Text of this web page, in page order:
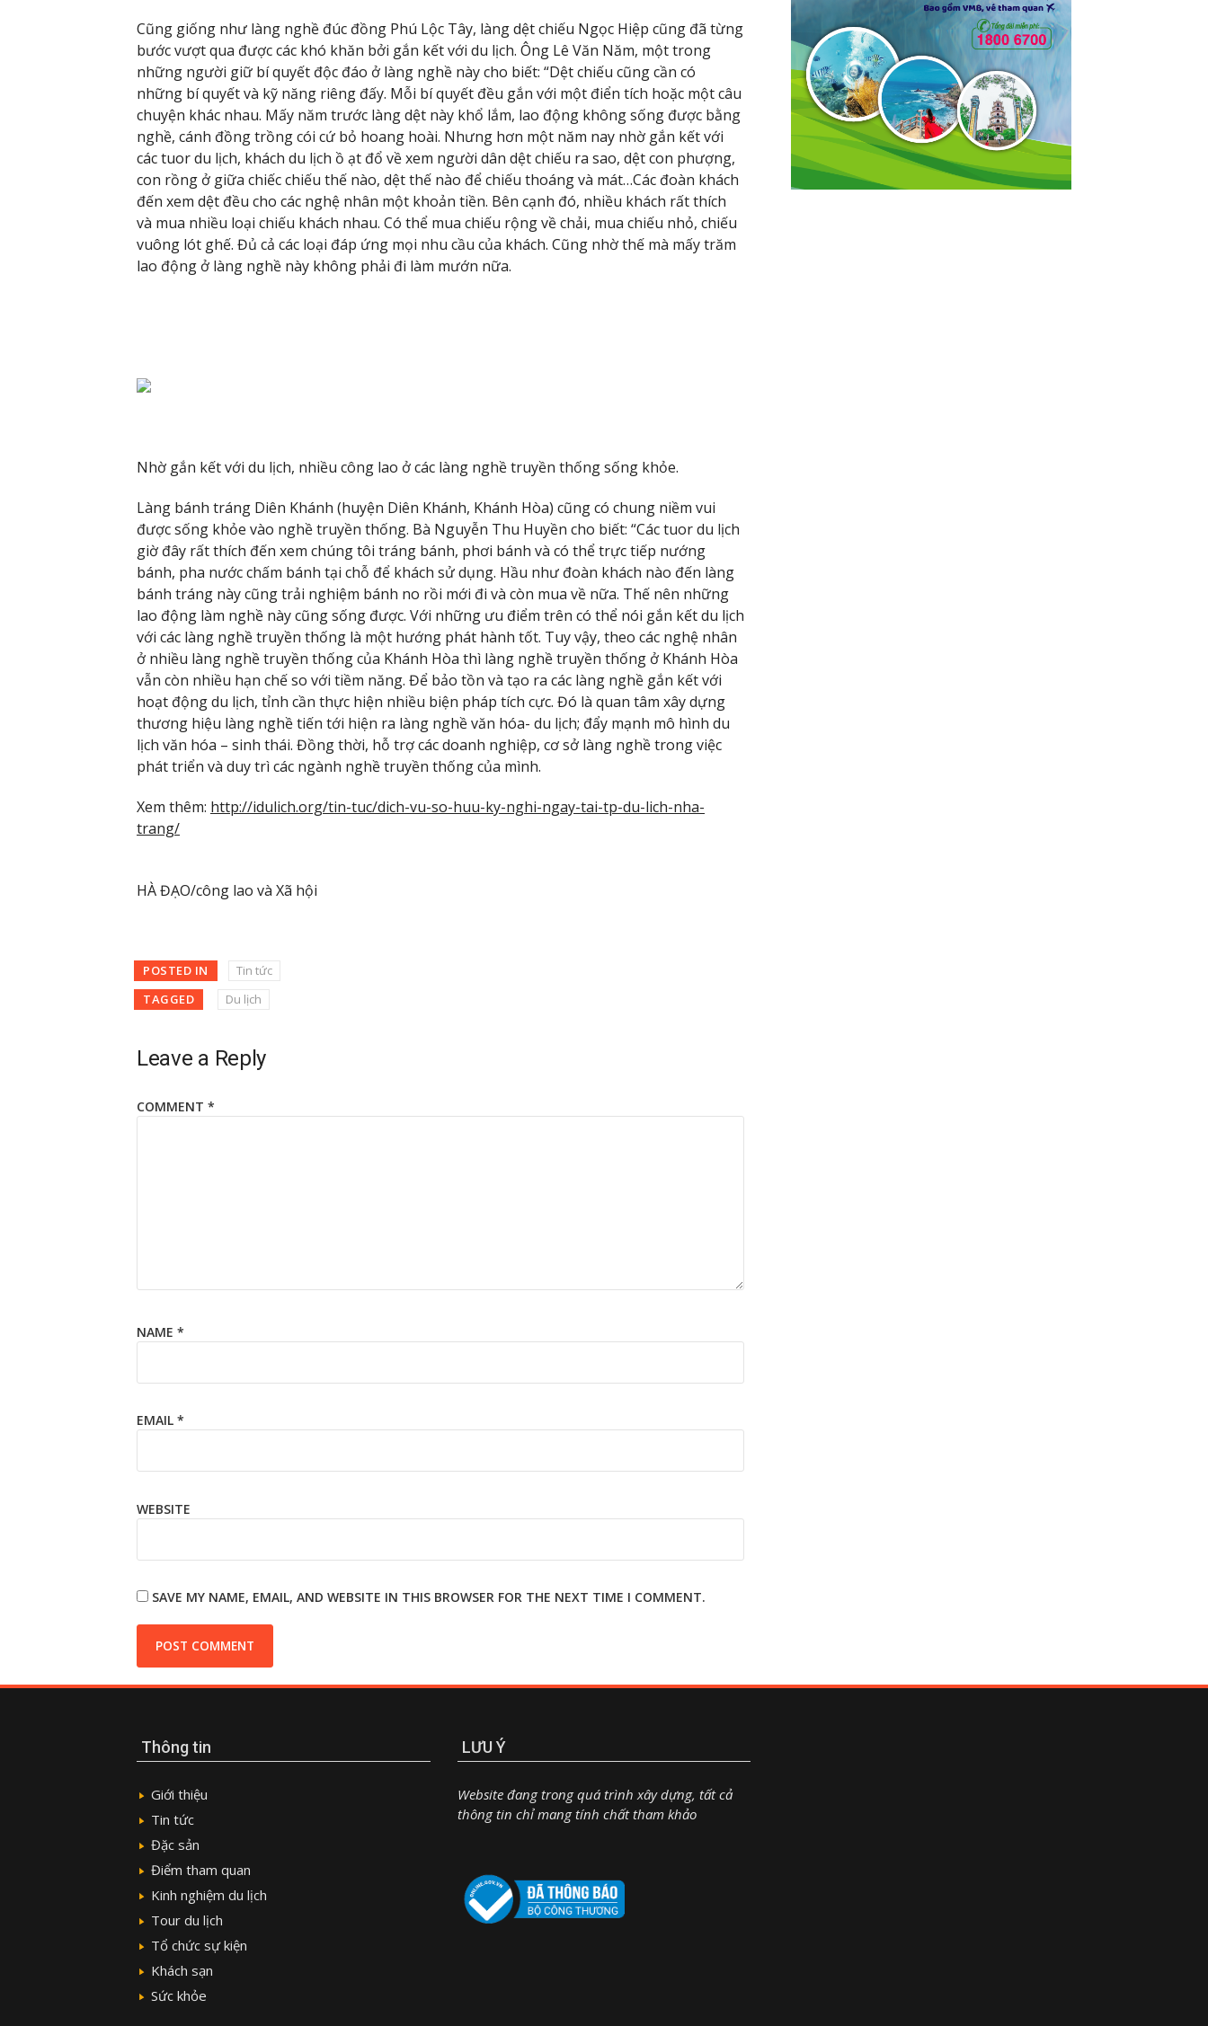
Cũng giống như làng nghề đúc đồng Phú Lộc Tây, làng dệt chiếu Ngọc Hiệp cũng đã từng
bước vượt qua được các khó khăn bởi gắn kết với du lịch. Ông Lê Văn Năm, một trong
những người giữ bí quyết độc đáo ở làng nghề này cho biết: “Dệt chiếu cũng cần có
những bí quyết và kỹ năng riêng đấy. Mỗi bí quyết đều gắn với một điển tích hoặc một câu
chuyện khác nhau. Mấy năm trước làng dệt này khổ lắm, lao động không sống được bằng
nghề, cánh đồng trồng cói cứ bỏ hoang hoài. Nhưng hơn một năm nay nhờ gắn kết với
các tuor du lịch, khách du lịch ồ ạt đổ về xem người dân dệt chiếu ra sao, dệt con phượng,
con rồng ở giữa chiếc chiếu thế nào, dệt thế nào để chiếu thoáng và mát…Các đoàn khách
đến xem dệt đều cho các nghệ nhân một khoản tiền. Bên cạnh đó, nhiều khách rất thích
và mua nhiều loại chiếu khách nhau. Có thể mua chiếu rộng về chải, mua chiếu nhỏ, chiếu
vuông lót ghế. Đủ cả các loại đáp ứng mọi nhu cầu của khách. Cũng nhờ thế mà mấy trăm
lao động ở làng nghề này không phải đi làm mướn nữa.
Nhờ gắn kết với du lịch, nhiều công lao ở các làng nghề truyền thống sống khỏe.
Làng bánh tráng Diên Khánh (huyện Diên Khánh, Khánh Hòa) cũng có chung niềm vui
được sống khỏe vào nghề truyền thống. Bà Nguyễn Thu Huyền cho biết: “Các tuor du lịch
giờ đây rất thích đến xem chúng tôi tráng bánh, phơi bánh và có thể trực tiếp nướng
bánh, pha nước chấm bánh tại chỗ để khách sử dụng. Hầu như đoàn khách nào đến làng
bánh tráng này cũng trải nghiệm bánh no rồi mới đi và còn mua về nữa. Thế nên những
lao động làm nghề này cũng sống được. Với những ưu điểm trên có thể nói gắn kết du lịch
với các làng nghề truyền thống là một hướng phát hành tốt. Tuy vậy, theo các nghệ nhân
ở nhiều làng nghề truyền thống của Khánh Hòa thì làng nghề truyền thống ở Khánh Hòa
vẫn còn nhiều hạn chế so với tiềm năng. Để bảo tồn và tạo ra các làng nghề gắn kết với
hoạt động du lịch, tỉnh cần thực hiện nhiều biện pháp tích cực. Đó là quan tâm xây dựng
thương hiệu làng nghề tiến tới hiện ra làng nghề văn hóa- du lịch; đẩy mạnh mô hình du
lịch văn hóa – sinh thái. Đồng thời, hỗ trợ các doanh nghiệp, cơ sở làng nghề trong việc
phát triển và duy trì các ngành nghề truyền thống của mình.
Xem thêm: http://idulich.org/tin-tuc/dich-vu-so-huu-ky-nghi-ngay-tai-tp-du-lich-nha-
trang/
HÀ ĐẠO/công lao và Xã hội
POSTED IN
Tin tức
TAGGED
Du lịch
Leave a Reply
COMMENT *
NAME *
EMAIL *
WEBSITE
SAVE MY NAME, EMAIL, AND WEBSITE IN THIS BROWSER FOR THE NEXT TIME I COMMENT.
Thông tin
Giới thiệu
Tin tức
Đặc sản
Điểm tham quan
Kinh nghiệm du lịch
Tour du lịch
Tổ chức sự kiện
Khách sạn
Sức khỏe
LƯU Ý
Website đang trong quá trình xây dựng, tất cả
thông tin chỉ mang tính chất tham khảo